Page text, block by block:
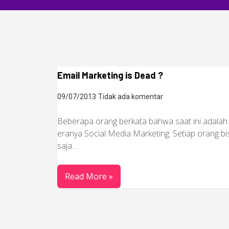
Email Marketing is Dead ?
09/07/2013 Tidak ada komentar
Beberapa orang berkata bahwa saat ini adalah
eranya Social Media Marketing. Setiap orang
saja…
Read More »